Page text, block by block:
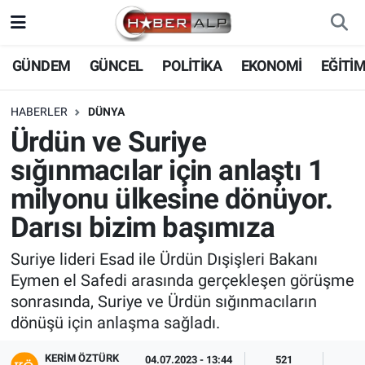
GÜNDEM GÜNCEL POLİTİKA EKONOMİ
HABERLER DÜNYA
Ürdün ve Suriye
sığınmacılar için anlaştı 1
milyonu ülkesine dönüyor.
Darısı bizim başımıza
Suriye lideri Esad ile Ürdün Dışişleri Bakanı
Eymen el Safedi arasında gerçekleşen görüşme
sonrasında, Suriye ve Ürdün sığınmacıların
dönüşü için anlaşma sağladı.
KERIM ÖZTÜRK 04.07.2023 - 13:44 521
Nöbetçi Eczaneler
Hava Durumu
Trafik Durumu
Süper Lig Puan Durumu ve Fikstür
Tüm Manşetler
Son Dakika Haberleri
Haber Arşivi